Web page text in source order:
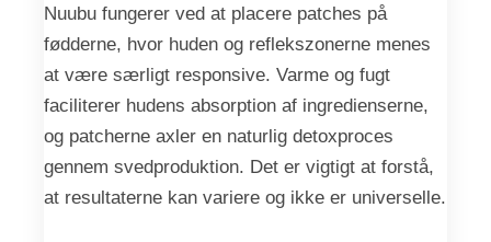
Nuubu fungerer ved at placere patches på
fødderne, hvor huden og reflekszonerne menes
at være særligt responsive. Varme og fugt
faciliterer hudens absorption af ingredienserne,
og patcherne axler en naturlig detoxproces
gennem svedproduktion. Det er vigtigt at forstå,
at resultaterne kan variere og ikke er universelle.